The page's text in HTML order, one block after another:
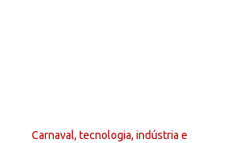
Carnaval, tecnologia, indústria e